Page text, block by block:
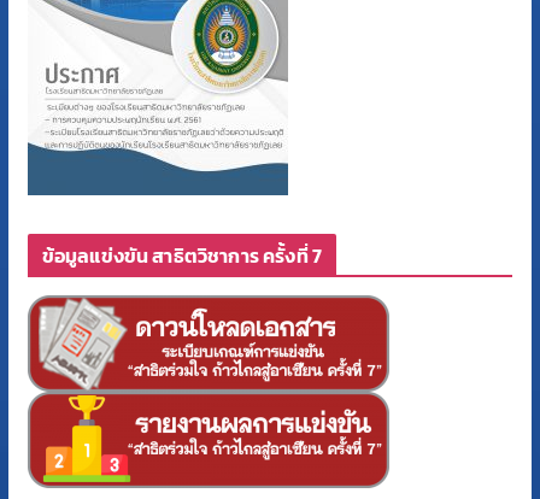
ข้อมูลแข่งขัน สาธิตวิชาการ ครั้งที่ 7